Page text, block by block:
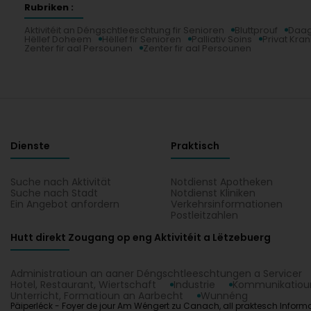
Rubriken :
Aktivitéit an Déngschtleeschtung fir Senioren
Bluttprouf
Hëllef Doheem Hëllef fir Senioren Palliativ Soins Privat
Zenter fir aal Persounen Zenter fir aal Persounen
Dienste
Suche nach Aktivität
Suche nach Stadt
Ein Angebot anfordern
Praktisch
Notdienst Apotheken
Notdienst Kliniken
Verkehrsinformationen
Postleitzahlen
Hutt direkt Zougang op eng Aktivitéit a Lëtzebuerg
Administratioun an aaner Déngschtleeschtungen a Servicer
Hotel, Restaurant, Wiertschaft
Industrie
Unterricht, Formatioun an Aarbecht
Wunnéng
Päiperléck - Foyer de jour Am Wéngert zu Canach, all praktesch